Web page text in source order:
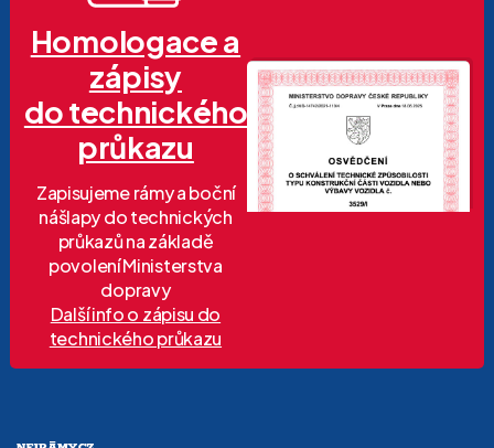
Homologace a
zápisy
do technického
průkazu
Zapisujeme rámy a boční
nášlapy do technických
průkazů na základě
povolení Ministerstva
dopravy
Další info o zápisu do
technického průkazu